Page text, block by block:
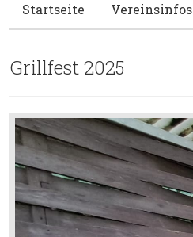
Startseite Vereinsinfos
Grillfest 2025